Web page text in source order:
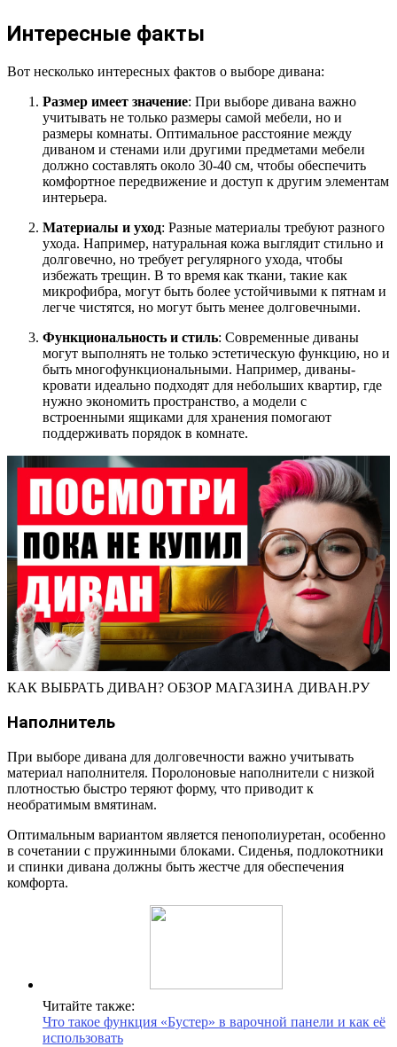
Интересные факты
Вот несколько интересных фактов о выборе дивана:
Размер имеет значение: При выборе дивана важно
учитывать не только размеры самой мебели, но и
размеры комнаты. Оптимальное расстояние между
диваном и стенами или другими предметами мебели
должно составлять около 30-40 см, чтобы обеспечить
комфортное передвижение и доступ к другим элементам
интерьера.
Материалы и уход: Разные материалы требуют разного
ухода. Например, натуральная кожа выглядит стильно и
долговечно, но требует регулярного ухода, чтобы
избежать трещин. В то время как ткани, такие как
микрофибра, могут быть более устойчивыми к пятнам и
легче чистятся, но могут быть менее долговечными.
Функциональность и стиль: Современные диваны
могут выполнять не только эстетическую функцию, но и
быть многофункциональными. Например, диваны-
кровати идеально подходят для небольших квартир, где
нужно экономить пространство, а модели с
встроенными ящиками для хранения помогают
поддерживать порядок в комнате.
КАК ВЫБРАТЬ ДИВАН? ОБЗОР МАГАЗИНА ДИВАН.РУ
Наполнитель
При выборе дивана для долговечности важно учитывать
материал наполнителя. Поролоновые наполнители с низкой
плотностью быстро теряют форму, что приводит к
необратимым вмятинам.
Оптимальным вариантом является пенополиуретан, особенно
в сочетании с пружинными блоками. Сиденья, подлокотники
и спинки дивана должны быть жестче для обеспечения
комфорта.
Читайте также:
Что такое функция «Бустер» в варочной панели и как её
использовать